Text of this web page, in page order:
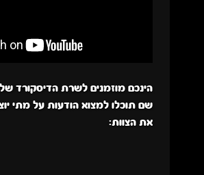
הינכם מוזמנים לשרת הדיסקורד
שם תוכלו למצוא הודעות על מתי
את הצוות: